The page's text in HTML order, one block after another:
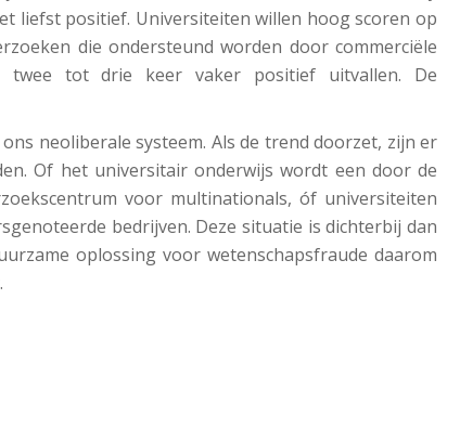
liefst positief. Universiteiten willen hoog scoren op
die ondersteund worden door commerciële
twee tot drie keer vaker positief uitvallen. De
neoliberale systeem. Als de trend doorzet, zijn er
Of het universitair onderwijs wordt een door de
voor multinationals, óf universiteiten
bedrijven. Deze situatie is dichterbij dan
oplossing voor wetenschapsfraude daarom